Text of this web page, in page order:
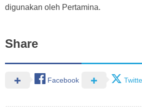
digunakan oleh Pertamina.
Share
Facebook